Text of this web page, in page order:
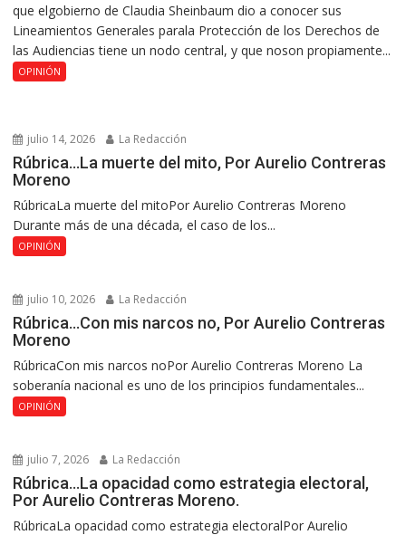
que elgobierno de Claudia Sheinbaum dio a conocer sus
Lineamientos Generales parala Protección de los Derechos de
las Audiencias tiene un nodo central, y que noson propiamente...
OPINIÓN
julio 14, 2026 La Redacción
Rúbrica…La muerte del mito, Por Aurelio Contreras
Moreno
RúbricaLa muerte del mitoPor Aurelio Contreras Moreno
Durante más de una década, el caso de los...
OPINIÓN
julio 10, 2026 La Redacción
Rúbrica…Con mis narcos no, Por Aurelio Contreras
Moreno
RúbricaCon mis narcos noPor Aurelio Contreras Moreno La
soberanía nacional es uno de los principios fundamentales...
OPINIÓN
julio 7, 2026 La Redacción
Rúbrica…La opacidad como estrategia electoral,
Por Aurelio Contreras Moreno.
RúbricaLa opacidad como estrategia electoralPor Aurelio